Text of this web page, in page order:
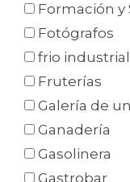
Formación y
Fotógrafos
frio
Fruterías
Galería de
Ganadería
Gasolinera
Gastrobar